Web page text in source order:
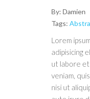
By: Damien
Tags:
Lorem
adipisicing
ut labore et
veniam,
nisi ut